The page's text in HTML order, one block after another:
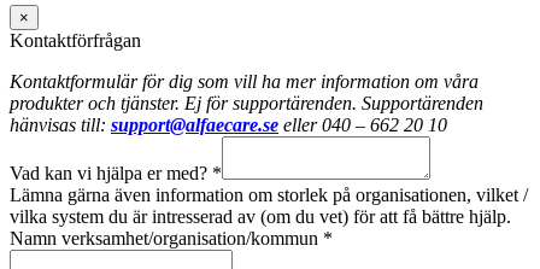
×
Kontaktförfrågan
Kontaktformulär för dig som vill ha mer information om våra
produkter och tjänster. Ej för supportärenden. Supportärenden
hänvisas till: support@alfaecare.se eller 040 – 662 20 10
Vad kan vi hjälpa er med? *
Lämna gärna även information om storlek på organisationen, vilket /
vilka system du är intresserad av (om du vet) för att få bättre hjälp.
Namn verksamhet/organisation/kommun *